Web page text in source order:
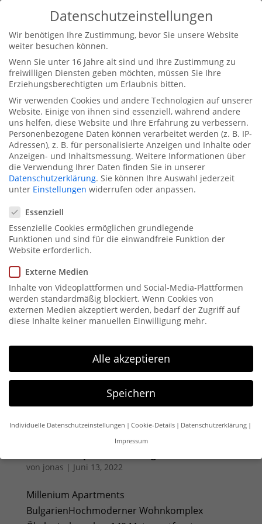
Automatisch gespeicherter Entwurf
vonjonas|Juni 27, 2022
Millenium Apartments
BulgarienHochmoderner Wohnkomplex
Ökologisch sauber 140 Meter entfernt vom
goldenen Sandstrand Verfügbarkeit & Preis
anfragen Frontansicht Gartenansicht
Seitenansicht Seitenansicht Seitenansicht
Seitenansicht Millennium II ist ein neuer...
Mangenberg Karreé
vonjonas|Juni 20, 2022
MANGENBERG KARREÉModernes Wohnen am
Wald und Wiese Verfügbarkeit & Preis anfragen
Frontansicht Innenansicht Außenansicht Nord
Zwischen Zentrum und Natur, mit perfekter
von jonas | Juni 13, 2022
Millenium Apartments
BulgarienHochmoderner Wohnkomplex
Datenschutzeinstellungen
Wir benötigen Ihre Zustimmung, bevor Sie unsere Website
weiter besuchen können.
Wenn Sie unter 16 Jahre alt sind und Ihre Zustimmung zu
freiwilligen Diensten geben möchten, müssen Sie Ihre
Erziehungsberechtigten um Erlaubnis bitten.
Wir verwenden Cookies und andere Technologien auf unserer
Website. Einige von ihnen sind essenziell, während andere
uns helfen, diese Website und Ihre Erfahrung zu verbessern.
Personenbezogene Daten können verarbeitet werden (z. B. IP-
Adressen), z. B. für personalisierte Anzeigen und Inhalte oder
Anzeigen- und Inhaltsmessung. Weitere Informationen über
die Verwendung Ihrer Daten finden Sie in unserer
Datenschutzerklärung. Sie können Ihre Auswahl jederzeit
unter Einstellungen widerrufen oder anpassen.
Essenziell
Essenzielle Cookies ermöglichen grundlegende
Funktionen und sind für die einwandfreie Funktion der
Website erforderlich.
Externe Medien
Inhalte von Videoplattformen und Social-Media-Plattformen
werden standardmäßig blockiert. Wenn Cookies von
externen Medien akzeptiert werden, bedarf der Zugriff auf
diese Inhalte keiner manuellen Einwilligung mehr.
Alle akzeptieren
Speichern
Individuelle Datenschutzeinstellungen Cookie-Details
Datenschutzerklärung
Impressum
Datenschutzeinstellungen
freiwilligen Diensten geben möchten, müssen Sie Ihre
Erziehungsberechtigten um Erlaubnis bitten.
Wir verwenden Cookies und andere Technologien auf unserer